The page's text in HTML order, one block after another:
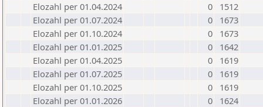
Elozahl per 01.04.2024
0
1512
Elozahl per 01.07.2024
0
1673
Elozahl per 01.10.2024
0
1673
Elozahl per 01.01.2025
0
1642
Elozahl per 01.04.2025
0
1619
Elozahl per 01.07.2025
0
1619
Elozahl per 01.10.2025
0
1619
Elozahl per 01.01.2026
0
1624